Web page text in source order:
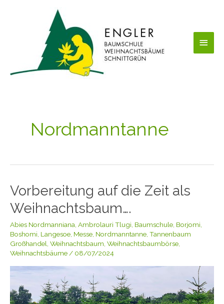
Nordmanntanne
Vorbereitung auf die Zeit als
Weihnachtsbaum….
Abies Nordmanniana Ambrolauri Tlugi Baumschule Borjomi
Boshomi Langesoe Messe Nordmanntanne Tannenbaum
Großhandel Weihnachtsbaum Weihnachtsbaumbörse
Weihnachtsbäume / 08/07/2024
Vorbereitung
auf
die
als
Weihnachtsbaum….